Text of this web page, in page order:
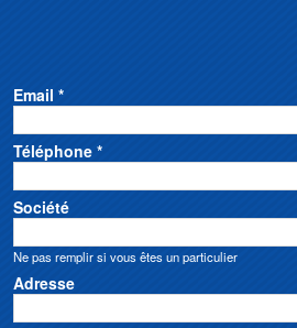
Email *
Téléphone *
Société
Ne pas remplir si vous êtes un particulier
Adresse